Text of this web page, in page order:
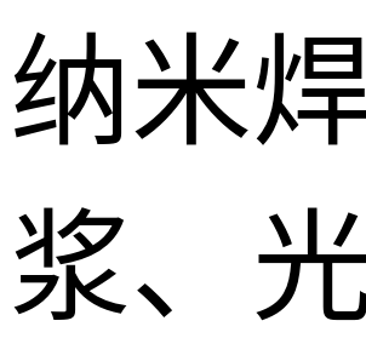
纳米
浆、